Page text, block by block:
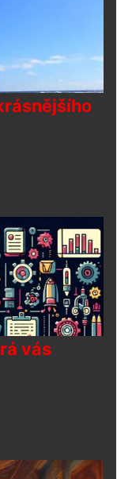
vás